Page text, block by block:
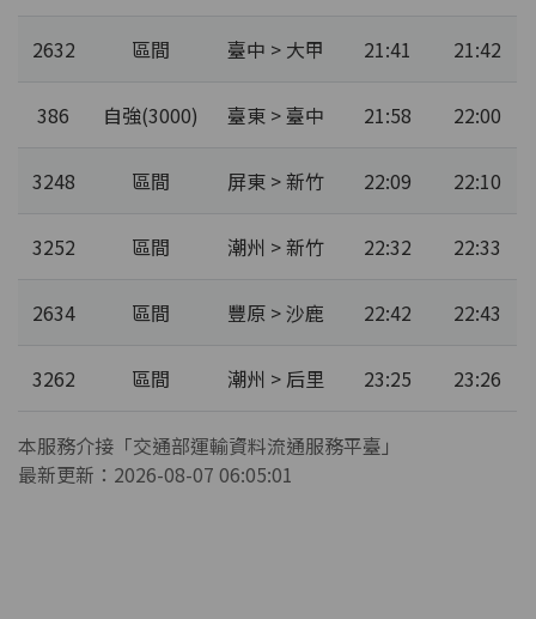
2632 區間 臺中 > 大甲 21:41 21:42
386 自強(3000) 臺東 > 臺中 21:58 22:00
3248 區間 屏東 > 新竹 22:09 22:10
3252 區間 潮州 > 新竹 22:32 22:33
2634 區間 豐原 > 沙鹿 22:42 22:43
3262 區間 潮州 > 后里 23:25 23:26
本服務介接「交通部運輸資料流通服務平臺」
最新更新：2026-08-07 06:05:01